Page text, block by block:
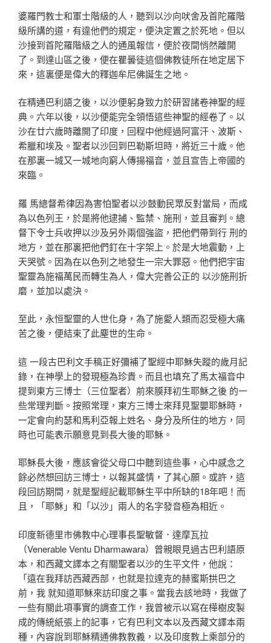
婆羅門教士和軍士階級的人，聽到以沙向吠舍及首陀羅階
級所講的道，有違他們的規定，便決定置之於死地。但以
沙接到首陀羅階級之人的通風報信，便於夜間悄然離開
了。到達山區之後，便在瞿曇徒這個佛教徒所在地定居下
來，這裏便是偉大的釋迦牟尼佛誕生之地。
在精通巴利語之後，以沙便躬身致力於研習諸卷神聖的經
典。六年以後，以沙便能完全領悟這些神聖的經卷了。以
沙在廿六歲時離開了印度，回程中他經過阿富汗、波斯、
希臘和埃及。聖者以沙回到巴勒斯坦時，將近三十歲。他
在那裏一城又一城地向窮人傳揚福音，並且宣告上帝國的
來臨。
羅 馬總督希律因為害怕聖者以沙鼓動民眾反對當局，而成
為以色列王，於是將他逮捕、監禁、施刑，並且審判。總
督下令士兵收押以沙及另外兩個強盜，把他們帶到行 刑的
地方，並在那裏把他們釘在十字架上。於是大地震動，上
天哭號。因為在以色列之地發生一宗大罪惡。他們把宇宙
聖靈為施福萬民而轉生為人，偉大完善公正的 以沙施刑折
磨，並加以處決。
至此，永恒聖靈的人世化身，為了施愛人類而忍受極大痛
苦之後，便結束了此塵世的生命。
這 一段古巴利文手稿正好彌補了聖經中耶穌失蹤的歲月記
錄，在神學上的發現極為珍貴。而且也填充了馬太福音中
提到東方三博士（三位聖者）前來膜拜初生耶穌之後 的一
些常理判斷。按照常理，東方三博士來拜見聖嬰耶穌時，
一定會向約瑟和馬利亞報上姓名、身分及所住的地方，同
時也可能表示願意見到長大後的耶穌。
耶穌長大後，應該會從父母口中聽到這些事，心中感念之
餘必然想回訪三博士，以報其盛情，了其心願。或許，這
段回訪期間，就是聖經記載耶穌生平中所缺的18年吧！而
且，「耶穌」和「以沙」兩人的名字發音極為相近。
印度新德里市佛教中心理事長聖敏督．達摩瓦拉
（Venerable Ventu Dharmawara）曾親眼見過古巴利語原
本，和西藏文譯本之有關聖者以沙的生平文件，他說：
「遠在我拜訪西藏西部，也就是拉達克的赫蜜斯拱巴之
前，我 就知道耶穌來訪印度之事。當我去該地時，我做了
一些有關此項事實的調查工作，我曾被示以寫在樺樹皮製
成的傳統紙張上的記事，它有巴利文本以及西藏文譯本兩
種，內容說到耶穌精通佛教教義，以及印度教上乘部分的